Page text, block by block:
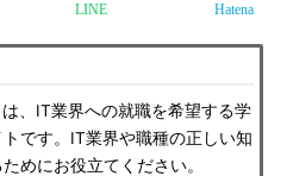
LINE Hatena
、IT業界への就職を希望する学
です。IT業界や職種の正しい知
めにお役立てください。